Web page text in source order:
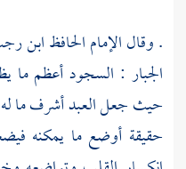
. وقال الإمام الحافظابن
الجبار : السجود أعظم ما
حيث جعل العبد أشرف ما له
حقيقة أوضع ما يمكنه